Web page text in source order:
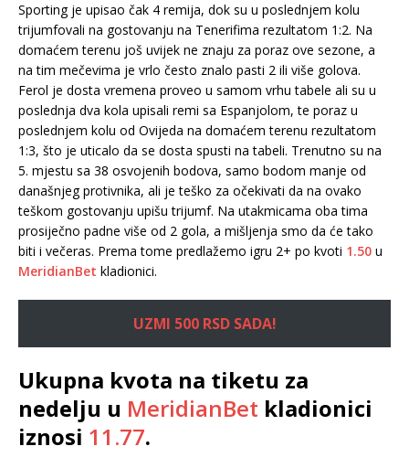
Sporting je upisao čak 4 remija, dok su u poslednjem kolu
trijumfovali na gostovanju na Tenerifima rezultatom 1:2. Na
domaćem terenu još uvijek ne znaju za poraz ove sezone, a
na tim mečevima je vrlo često znalo pasti 2 ili više golova.
Ferol je dosta vremena proveo u samom vrhu tabele ali su u
poslednja dva kola upisali remi sa Espanjolom, te poraz u
poslednjem kolu od Ovijeda na domaćem terenu rezultatom
1:3, što je uticalo da se dosta spusti na tabeli. Trenutno su na
5. mjestu sa 38 osvojenih bodova, samo bodom manje od
današnjeg protivnika, ali je teško za očekivati da na ovako
teškom gostovanju upišu trijumf. Na utakmicama oba tima
prosiječno padne više od 2 gola, a mišljenja smo da će tako
biti i večeras. Prema tome predlažemo igru 2+ po kvoti 1.50 u
MeridianBet kladionici.
UZMI 500 RSD SADA!
Ukupna kvota na tiketu za
nedelju u MeridianBet kladionici
iznosi 11.77.